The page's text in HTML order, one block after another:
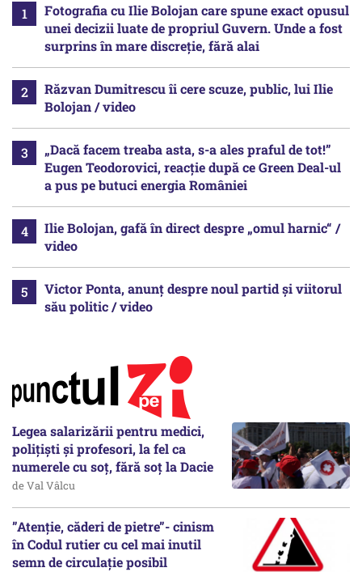
Fotografia cu Ilie Bolojan care spune exact opusul
unei decizii luate de propriul Guvern. Unde a fost
surprins în mare discreție, fără alai
Răzvan Dumitrescu îi cere scuze, public, lui Ilie
Bolojan / video
„Dacă facem treaba asta, s-a ales praful de tot!”
Eugen Teodorovici, reacție după ce Green Deal-ul
a pus pe butuci energia României
Ilie Bolojan, gafă în direct despre „omul harnic“ /
video
Victor Ponta, anunț despre noul partid și viitorul
său politic / video
Legea salarizării pentru medici,
polițiști și profesori, la fel ca
numerele cu soț, fără soț la Dacie
de Val Vâlcu
”Atenție, căderi de pietre”- cinism
în Codul rutier cu cel mai inutil
semn de circulație posibil